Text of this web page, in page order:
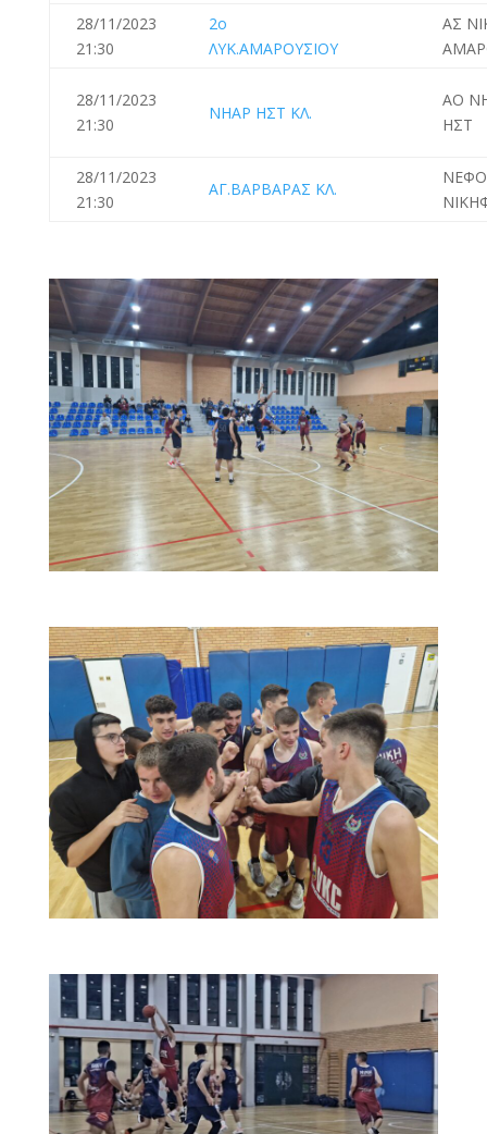
28/11/2023
21:30
2ο
ΛΥΚ.ΑΜΑΡΟΥΣΙΟΥ
ΑΣ
28/11/2023
21:30
ΝΗΑΡ ΗΣΤ ΚΛ.
ΑΟ
ΗΣΤ
28/11/2023
21:30
ΑΓ.ΒΑΡΒΑΡΑΣ ΚΛ.
ΝΕΦΟ